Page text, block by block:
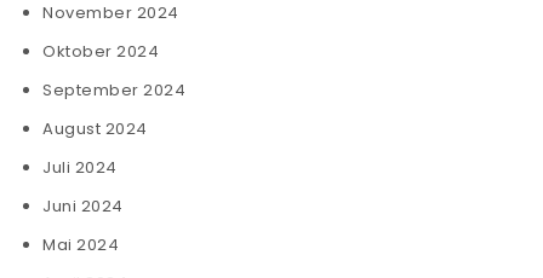
November 2024
Oktober 2024
September 2024
August 2024
Juli 2024
Juni 2024
Mai 2024